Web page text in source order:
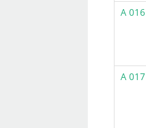
A 016
A 017